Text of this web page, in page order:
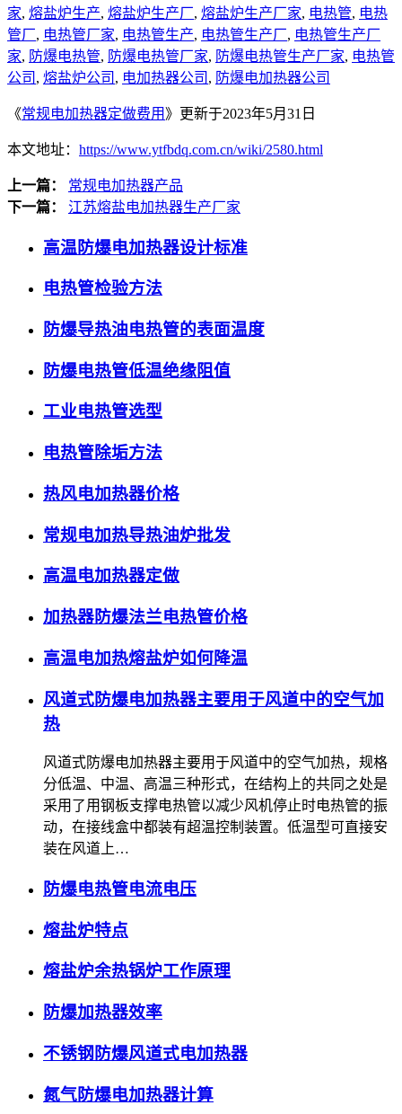
家, 熔盐炉生产, 熔盐炉生产厂, 熔盐炉生产厂家, 电热管, 电热
管厂, 电热管厂家, 电热管生产, 电热管生产厂, 电热管生产厂
家, 防爆电热管, 防爆电热管厂家, 防爆电热管生产厂家, 电热管
公司 , 熔盐炉公司 , 电加热器公司 , 防爆电加热器公司
《常规电加热器定做费用 》更新于2023年5月31日
本文地址： https://www.ytfbdq.com.cn/wiki/2580.html
上一篇：
常规电加热器产品
下一篇：
江苏熔盐电加热器生产厂家
高温防爆电加热器设计标准
电热管检验方法
防爆导热油电热管的表面温度
防爆电热管低温绝缘阻值
工业电热管选型
电热管除垢方法
热风电加热器价格
常规电加热导热油炉批发
高温电加热器定做
加热器防爆法兰电热管价格
高温电加热熔盐炉如何降温
风道式防爆电加热器主要用于风道中的空气加
热
风道式防爆电加热器主要用于风道中的空气加热，规格
分低温、中温、高温三种形式，在结构上的共同之处是
采用了用钢板支撑电热管以减少风机停止时电热管的振
动，在接线盒中都装有超温控制装置。低温型可直接安
装在风道上…
防爆电热管电流电压
熔盐炉特点
熔盐炉余热锅炉工作原理
防爆加热器效率
不锈钢防爆风道式电加热器
氮气防爆电加热器计算